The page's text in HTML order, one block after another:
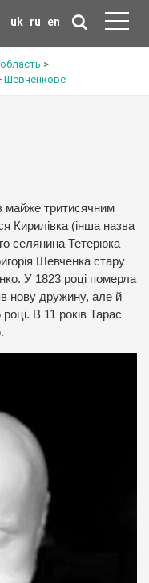
uk ru en
>
Шевченкове
майже тритисячним
Кирилівка (інша назва
селянина Тетерюка
Шевченка стару
У 1823 році померла
нову дружину, але й
В 11 років Тарас